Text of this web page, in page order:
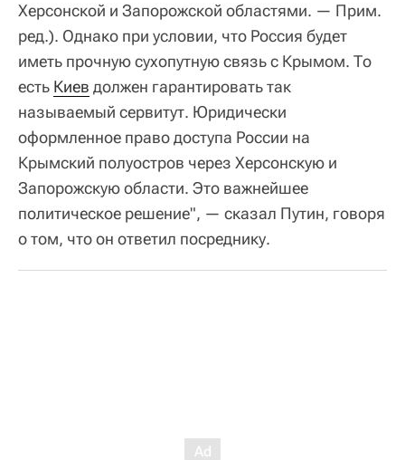
Херсонской и Запорожской областями. — Прим.
ред.). Однако при условии, что Россия будет
иметь прочную сухопутную связь с Крымом. То
есть Киев должен гарантировать так
называемый сервитут. Юридически
оформленное право доступа России на
Крымский полуостров через Херсонскую и
Запорожскую области. Это важнейшее
политическое решение", — сказал Путин, говоря
о том, что он ответил посреднику.